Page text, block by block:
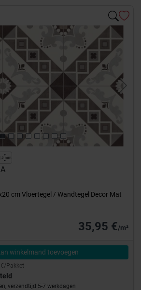
Next
cm Vloertegel / Wandtegel Decor Mat
35,95 €/m²
winkelmand toevoegen
€/Pakket
verzendtijd 5-7 werkdagen